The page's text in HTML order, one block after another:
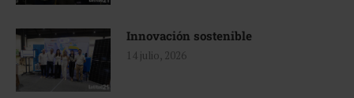
Innovación sostenible
14 julio, 2026